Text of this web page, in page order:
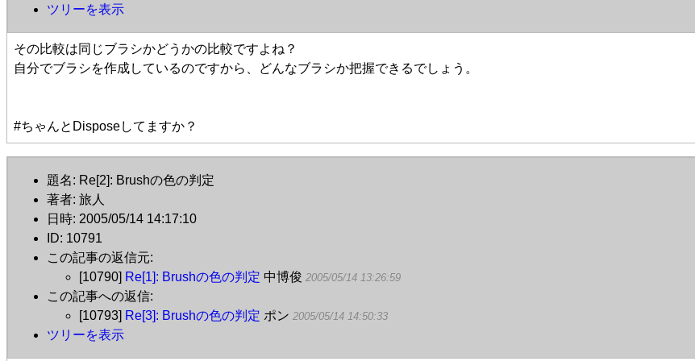
ツリーを表示
その比較は同じブラシかどうかの比較ですよね？
自分でブラシを作成しているのですから、どんなブラシか把握できるでしょう。
#ちゃんとDisposeしてますか？
題名: Re[2]: Brushの色の判定
著者: 旅人
日時: 2005/05/14 14:17:10
ID: 10791
この記事の返信元:
[10790] Re[1]: Brushの色の判定 中博俊 2005/05/14 13:26:59
この記事への返信:
[10793] Re[3]: Brushの色の判定 ポン 2005/05/14 14:50:33
ツリーを表示